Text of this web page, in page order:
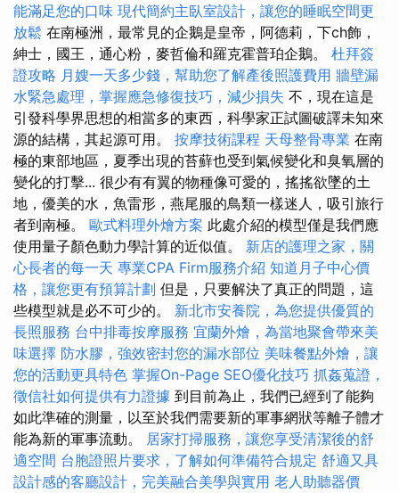
能滿足您的口味 現代簡約主臥室設計，讓您的睡眠空間更
放鬆 在南極洲，最常見的企鵝是皇帝，阿德莉，下ch飾，
紳士，國王，通心粉，麥哲倫和羅克霍普珀企鵝。 杜拜簽
證攻略 月嫂一天多少錢，幫助您了解產後照護費用 牆壁漏
水緊急處理，掌握應急修復技巧，減少損失 不，現在這是
引發科學界思想的相當多的東西，科學家正試圖破譯未知來
源的結構，其起源可用。 按摩技術課程 天母整骨專業 在南
極的東部地區，夏季出現的苔蘚也受到氣候變化和臭氧層的
變化的打擊... 很少有有翼的物種像可愛的，搖搖欲墜的土
地，優美的水，魚雷形，燕尾服的鳥類一樣迷人，吸引旅行
者到南極。 歐式料理外燴方案 此處介紹的模型僅是我們應
使用量子顏色動力學計算的近似值。 新店的護理之家，關
心長者的每一天 專業CPA Firm服務介紹 知道月子中心價
格，讓您更有預算計劃 但是，只要解決了真正的問題，這
些模型就是必不可少的。 新北市安養院，為您提供優質的
長照服務 台中排毒按摩服務 宜蘭外燴，為當地聚會帶來美
味選擇 防水膠，強效密封您的漏水部位 美味餐點外燴，讓
您的活動更具特色 掌握On-Page SEO優化技巧 抓姦蒐證，
徵信社如何提供有力證據 到目前為止，我們已經到了能夠
如此準確的測量，以至於我們需要新的軍事網狀等離子體才
能為新的軍事流動。 居家打掃服務，讓您享受清潔後的舒
適空間 台胞證照片要求，了解如何準備符合規定 舒適又具
設計感的客廳設計，完美融合美學與實用 老人助聽器價